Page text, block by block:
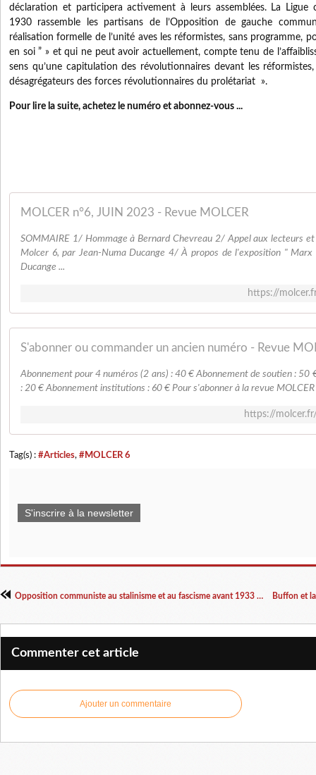
déclaration et participera activement à leurs assemblées. La Ligue
1930 rassemble les partisans de l’Opposition de gauche
réalisation formelle de l’unité aves les réformistes, sans programme,
en soi ” » et qui ne peut avoir actuellement, compte tenu de
sens qu’une capitulation des révolutionnaires devant les
désagrégateurs des forces révolutionnaires du prolétariat ».
Pour lire la suite, achetez le numéro et abonnez-vous ...
MOLCER n°6, JUIN 2023 - Revue MOLCER
SOMMAIRE 1/ Hommage à Bernard Chevreau 2/ Appel aux lecteurs
Molcer 6, par Jean-Numa Ducange 4/ À propos de l'exposition " Marx
Ducange ...
https://
S'abonner ou commander un ancien numéro - Revue
Abonnement pour 4 numéros (2 ans) : 40 € Abonnement de soutien : 50
: 20 € Abonnement institutions : 60 € Pour s'abonner à la revue MOLCER
https://
Tag(s) : #Articles, #MOLCER 6
S'inscrire à la newsletter
Opposition communiste au stalinisme et au fascisme avant 1933 dans le Parti communiste allemand
Commenter cet article
Ajouter un commentaire